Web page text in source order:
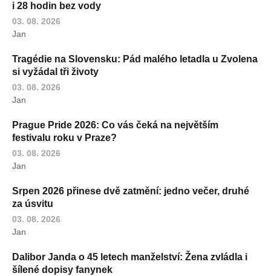
i 28 hodin bez vody
03. 08. 2026
Jan
Tragédie na Slovensku: Pád malého letadla u Zvolena
si vyžádal tři životy
03. 08. 2026
Jan
Prague Pride 2026: Co vás čeká na největším
festivalu roku v Praze?
03. 08. 2026
Jan
Srpen 2026 přinese dvě zatmění: jedno večer, druhé
za úsvitu
03. 08. 2026
Jan
Dalibor Janda o 45 letech manželství: Žena zvládla i
šílené dopisy fanynek